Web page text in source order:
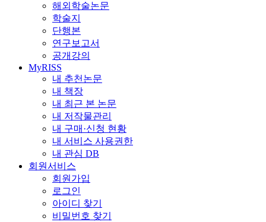
해외학술논문
학술지
단행본
연구보고서
공개강의
MyRISS
내 추천논문
내 책장
내 최근 본 논문
내 저작물관리
내 구매·신청 현황
내 서비스 사용권한
내 관심 DB
회원서비스
회원가입
로그인
아이디 찾기
비밀번호 찾기